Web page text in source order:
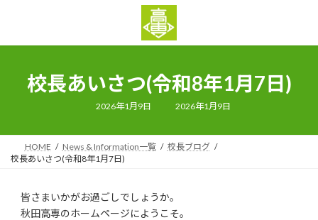
ン
プ
ー
動
校長あいさつ(令和8年1月7日)
2026年1月9日
最
時
2026年1月9日
HOME News & Information一覧
校長ブログ
校長あいさつ(令和8年1月7日)
皆さまいかがお過ごしでしょうか。
秋田高専のホームページにようこそ。